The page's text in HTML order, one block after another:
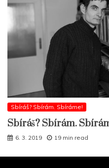
Sbíráš? Sbírám. Sbíráme!
Sbíráš? Sbírám.
6. 3. 2019 19 min read